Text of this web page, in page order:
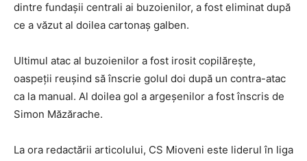
dintre fundaşii centrali ai buzoienilor, a fost eliminat după
ce a văzut al doilea cartonaş galben.
Ultimul atac al buzoienilor a fost irosit copilăreşte,
oaspeţii reuşind să înscrie golul doi după un contra-atac
ca la manual. Al doilea gol a argeşenilor a fost înscris de
Simon Măzărache.
La ora redactării articolului, CS Mioveni este liderul în liga